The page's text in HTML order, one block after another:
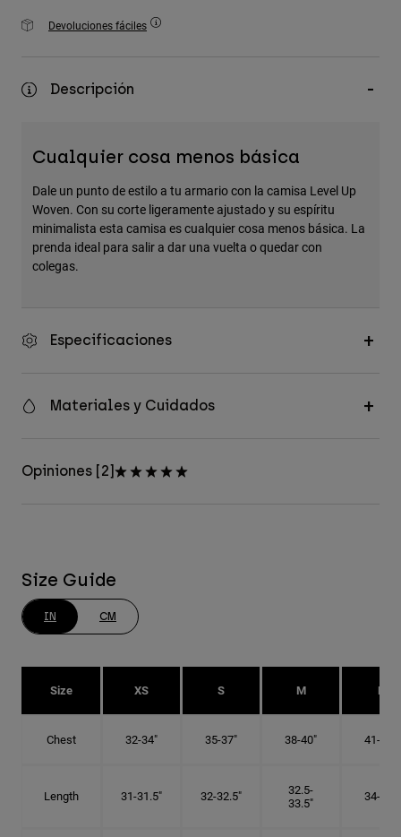
Bolsas y Mochilas
Devoluciones fáciles
Descripción
Cualquier cosa menos básica
Dale un punto de estilo a tu armario con la camisa Level Up
Woven. Con su corte ligeramente ajustado y su espíritu
minimalista esta camisa es cualquier cosa menos básica. La
prenda ideal para salir a dar una vuelta o quedar con
colegas.
Especificaciones
Materiales y Cuidados
Opiniones [2]
Size Guide
IN CM
Size XS S M L
Chest 32-34" 35-37" 38-40" 41-43"
Length 31-31.5" 32-32.5"
32.5-
33.5"
34-35"